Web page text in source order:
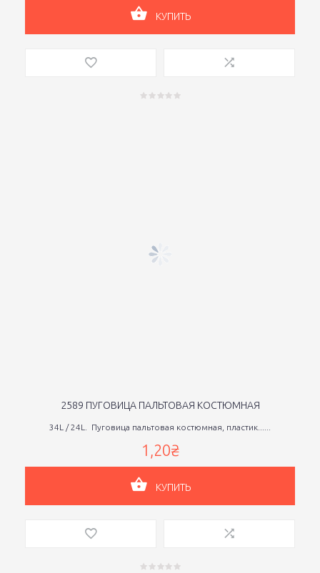
КУПИТЬ
2589 ПУГОВИЦА ПАЛЬТОВАЯ КОСТЮМНАЯ
34L / 24L. Пуговица пальтовая костюмная, пластик......
1,20₴
КУПИТЬ